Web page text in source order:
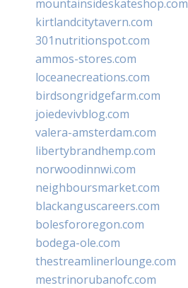
mountainsideskateshop.com
kirtlandcitytavern.com
301nutritionspot.com
ammos-stores.com
loceanecreations.com
birdsongridgefarm.com
joiedevivblog.com
valera-amsterdam.com
libertybrandhemp.com
norwoodinnwi.com
neighboursmarket.com
blackanguscareers.com
bolesfororegon.com
bodega-ole.com
thestreamlinerlounge.com
mestrinorubanofc.com